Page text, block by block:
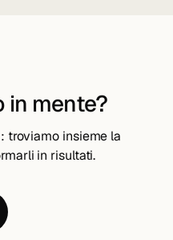
in mente?
troviamo insieme la
in risultati.